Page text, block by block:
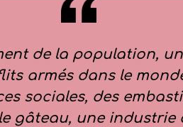
de la population,
armés dans le
sociales, des
gâteau, une